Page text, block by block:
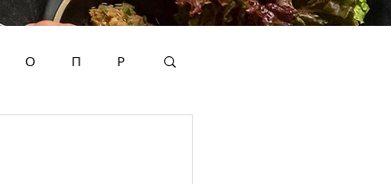
О П Р